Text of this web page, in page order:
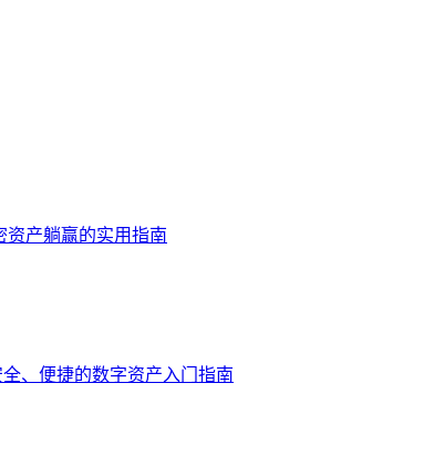
资产躺赢的实用指南
全、便捷的数字资产入门指南